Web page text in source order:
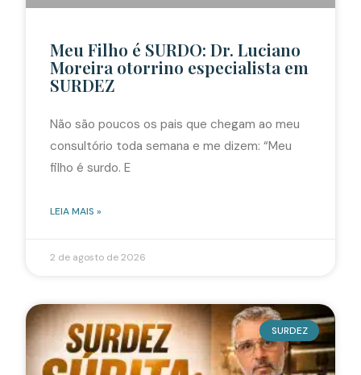
Meu Filho é SURDO: Dr. Luciano
Moreira otorrino especialista em
SURDEZ
Não são poucos os pais que chegam ao meu
consultório toda semana e me dizem: “Meu
filho é surdo. E
LEIA MAIS »
2 de agosto de 2026
SURDEZ